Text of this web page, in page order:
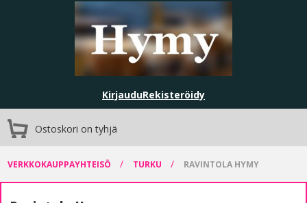
KirjauduRekisteröidy
Ostoskori on tyhjä
VERKKOKAUPPAYHTEISÖ / TURKU / RAVINTOLA HYMY